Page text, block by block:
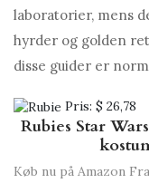
laboratorier, mens
hyrder og golden
disse guider er
Pris: $ 26,78
Rubies Star
Køb nu på Amazon